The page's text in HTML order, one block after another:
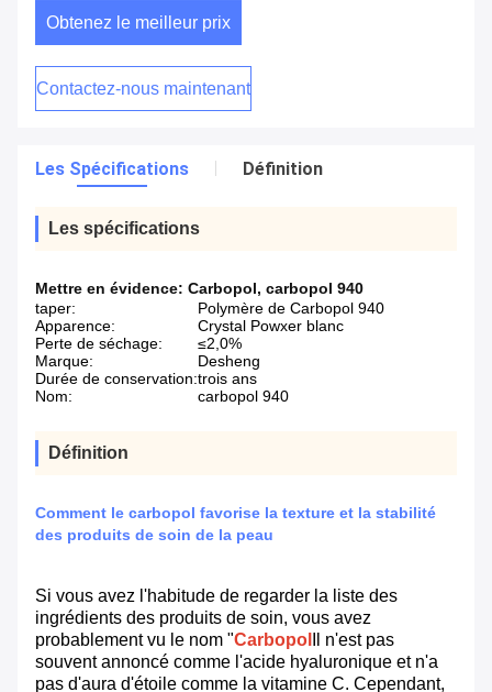
Obtenez le meilleur prix
Contactez-nous maintenant
Les Spécifications Définition
Les spécifications
Mettre en évidence: Carbopol, carbopol 940
taper:
Polymère de Carbopol 940
Apparence:
Crystal Powxer blanc
Perte de séchage:
≤2,0%
Marque:
Desheng
Durée de conservation:trois ans
Nom:
carbopol 940
Définition
Comment le carbopol favorise la texture et la stabilité
des produits de soin de la peau
Si vous avez l'habitude de regarder la liste des
ingrédients des produits de soin, vous avez
probablement vu le nom "Carbopol
Il n'est pas
souvent annoncé comme l'acide hyaluronique et n'a
pas d'aura d'étoile comme la vitamine C. Cependant,